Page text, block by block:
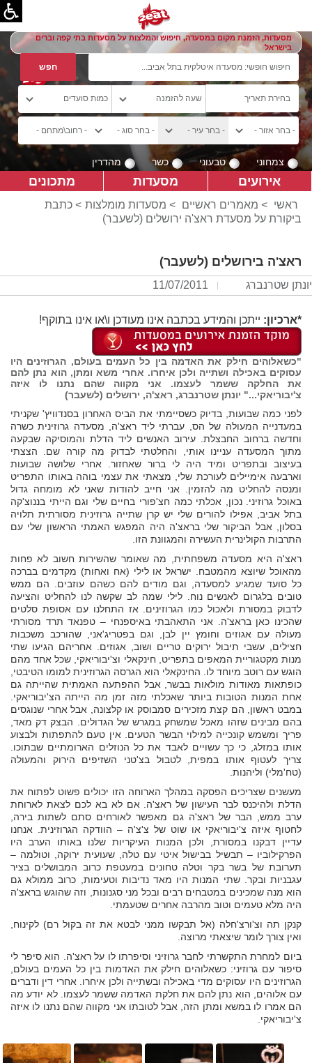
מסעדות, הזמנת מקום במסעדה, חיפוש והמלצות על מסעדות בתי קפה וברים
בישראל
צמחוני טבעוני כשר מהדרין
אירועים מסעדות מתכונים
ראשי > מאמרים ראשיים > מסעדות מומלצות > כתבת
ביקורת על מסעדת ראצ'ה ירושלים (לשעבר)
ראצ'ה בירושלים (לשעבר)
יונתן שטרנברג 11/07/2011
*ארכיון: ייתכן והמידע בכתבה אינו מעודכן ו\או אינו בתוקף!
"כשאלוהים חילק את האדמה בין כל העמים בעולם, הגרוזינים היו
עסוקים באכילה ושתייה ולכן איחרו. אחרי משא ומתן, הוא נתן להם
את החלקה ששמר לעצמו. אני מקווה שהם נתנו לו איזה
צ'יבוריאקי..." יונתן שטרנברג, ראצ'ה, ירושלים (לשעבר)
לפני כמה שבועות, בדיוק כשסיימתי את הביס האחרון בסנדוויץ' שקניתי
במעדנייה המעולה של הס, עברתי ליד ראצ'ה, מסעדה גרוזינית כשרה
וחדשה ברחוב החבצלת. עירוב האנשים ליד הדלת והמוסיקה שבקעה
מתוך המסעדה עניינו אותי, והחלטתי לבדוק מה קורה שם. הצצתי
בעיצוב ובתפריט ומיד היה לי ברור שאחזור. אחרי שלושה שבועות
וארבעה אימיילים לעורכת שלי, מצאתי את עצמי בוהה באותו התפריט
ומנסה להחליט מה להזמין. אני חייב להודות שאני לא מומחה גדול
באוכל גרוזיני. נכון, אכלתי כמה חצ'פורי בחיים שלי וגם הייתי בננוצ'קה
בתל אביב, אפילו להורים שלי יש קרן שתייה גרוזינית מסורתית תלויה
בסלון, אבל הביקור שלי בראצ'ה היה המפגש האמתי הראשון שלי עם
התרבות הקולינרית העשירה והמגוונת הזו.
ראצ'ה היא מסעדה משפחתית, מה שאומר שהשירות חשוב לא פחות
מהאוכל שיוצא מהמטבח. ישראל או לילי (אח ואחות) מקדמים בברכה
כל סועד שמגיע למסעדה, וגם מודים להם כשהם עוזבים. הם ממש
טובים בלגרום לאנשים נוח. לילי שמה לב שקשה לנו להחליט והציעה
לדבוק במסורת ולאכול כמו הגרוזינים. אז התחלנו עם אסופת סלטים
שהכינו כאן בראצ'ה. אני התאהבתי באיספנחי – טפנאד תרד מסורתי
מעולה עם אגוזים וחומץ יין לבן, וגם בפטריג'אני, שהורכב משכבות
חצילים, עשבי תיבול ירוקים טריים ושוב, אגוזים. אחריהם הגיעו שתי
מנות מקטגוריית המאפים בתפריט, חינקאלי וצ'יבוריאקי, שכל אחד מהם
הוגש עם רוטב מיוחד לו. החינקאלי הוא הגרסה הגרוזינית למומו הטיבטי,
כופתאות מאודות מולאות בבשר, אבל ההפתעה האמתית שהייתה גם
אחת המנות הטובות ביותר שאכלתי מזה זמן מה הייתה הצ'יבוריאקי.
במבט ראשון, הם קצת מזכירים סמבוסק או קלצונה, אבל אחרי שנוגסים
בהם מבינים שזהו מאכל שמשחק במגרש של הגדולים. הבצק דק מאד,
פריך ומשמש קונכייה למילוי הבשר הטעים. אין טעם להתפתות ולבצוע
אותו במזלג, כי כך עשויים לאבד את כל הנוזלים הארומתיים שבתוכו.
צריך לעטוף אותו במפית, לטבול בצ'טני השזיפים הירוק והמעולה
(טח'מלי) וליהנות.
מעשנים שצריכים הפסקה במהלך הארוחה הזו יכולים פשוט לפתוח את
הדלת ולהיכנס לבר העישון של ראצ'ה. אם לא בא לכם לצאת לארוחת
ערב ממש, הבר של ראצ'ה גם מאפשר לאורחים סתם לשתות בירה,
לחטוף איזה צ'יבוריאקי או שוט של צ'צ'ה – הוודקה הגרוזינית. אנחנו
עדיין דבקנו במסורת, ולכן המנות העיקריות שלנו באותו הערב היו
הפרקילוביו – תבשיל בבישול איטי עם טלה, שעועית ירוקה, וטולמה –
תערובת של בשר בקר וטלה טחונים במעטפת כרוב המבושלים בציר
עגבניות ובקר. שתי המנות היו מאד נדיבות וטעימות, כרוב ממולא גם
הוא מנה שמכינים במטבחים רבים ובכל מני סגנונות, וזה שהוגש בראצ'ה
היה מלא טעמים וטוב מהרבה אחרים שטעמתי.
קנקן תה וצ'ורצ'חלה (אל תבקשו ממני לבטא את זה בקול רם) לקינוח,
ואין צורך לומר שיצאתי מרוצה.
ביום למחרת התקשרתי לחבר גרוזיני וסיפרתו לו על ראצ'ה. הוא סיפר לי
סיפור עם גרוזיני: כשאלוהים חילק את האדמות בין כל העמים בעולם,
הגרוזינים היו עסוקים מדי באכילה ובשתייה ולכן איחרו. אחרי דין ודברים
עם אלוהים, הוא נתן להם את חלקת האדמה ששמר לעצמו. לא יודע מה
הם אמרו לו במשא ומתן הזה, אבל לטובתו אני מקווה שהם נתנו לו איזה
צ'יבוריאקי.